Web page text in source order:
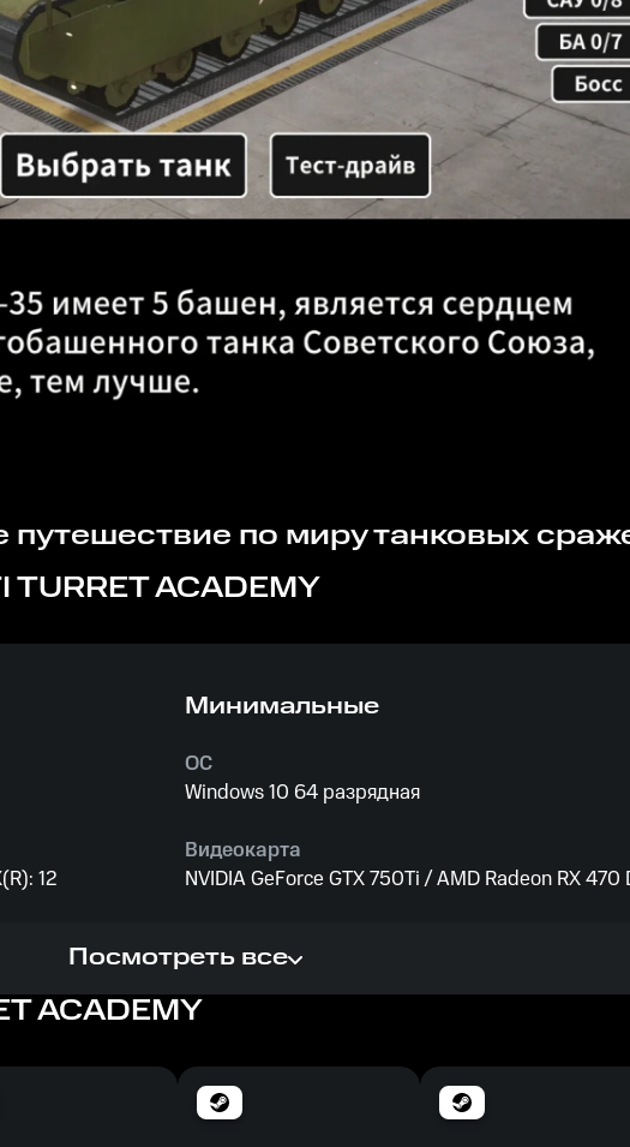
путешествие по миру танковых
TURRET ACADEMY
12
Минимальные
ОС
Windows 10 64 разрядная
Видеокарта
NVIDIA GeForce GTX 750Ti / AMD Radeon RX 470
Intel Core i3-6100
Память
Место на диске
Посмотреть все
ACADEMY